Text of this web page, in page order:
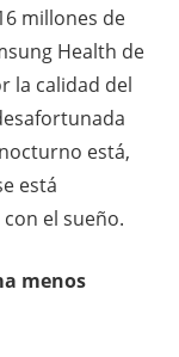
millones de
Health de
la calidad del
está,
está
el sueño.
menos